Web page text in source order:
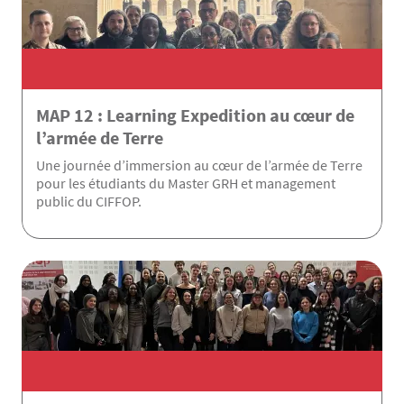
MAP 12 : Learning Expedition au cœur de
l’armée de Terre
Une journée d’immersion au cœur de l’armée de Terre
pour les étudiants du Master GRH et management
public du CIFFOP.